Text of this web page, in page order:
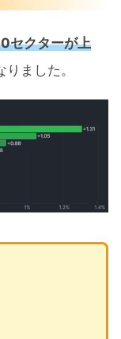
セクターが上
りました。